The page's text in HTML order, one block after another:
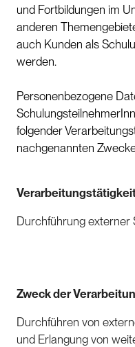
und Fortbildungen im
anderen
auch Kunden als
werden.
Personenbezogene
folgender
nachgenannten
Durchführung externer
Zweck der
Durchführen von
und Erlangung von